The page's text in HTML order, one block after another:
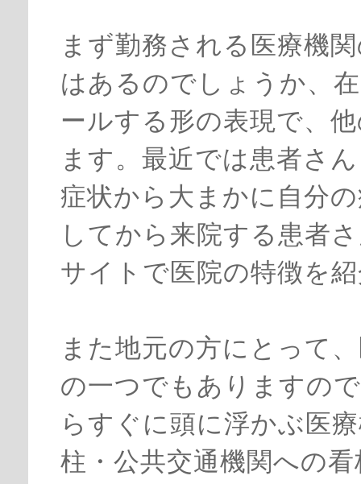
まず勤務される医療機
はあるのでしょうか、
ールする形の表現で、
ます。最近では患者さ
症状から大まかに自分
してから来院する患者
サイトで医院の特徴を
また地元の方にとって
の一つでもありますの
らすぐに頭に浮かぶ医
柱・公共交通機関への